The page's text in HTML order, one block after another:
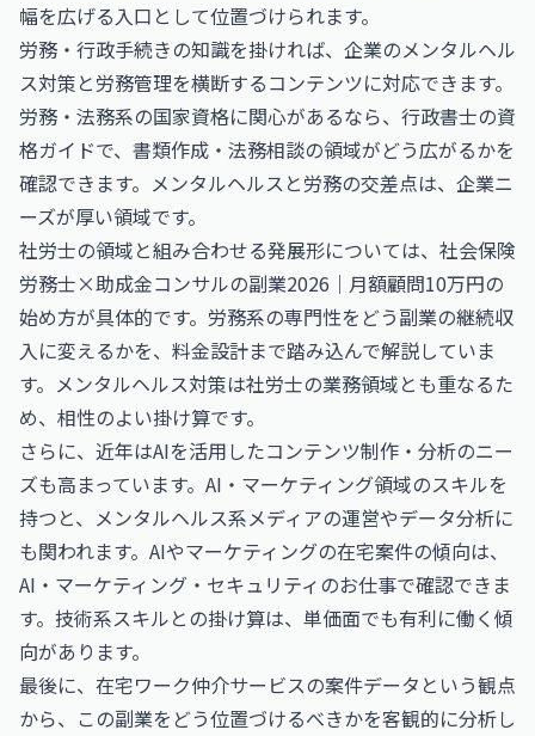
幅を広げる入口として位置づけられます。
労務・行政手続きの知識を掛ければ、企業のメンタルヘル
ス対策と労務管理を横断するコンテンツに対応できます。
労務・法務系の国家資格に関心があるなら、 行政書士の資
格ガイドで、書類作成・法務相談の領域がどう広がるかを
確認できます。メンタルヘルスと労務の交差点は、企業ニ
ーズが厚い領域です。
社労士の領域と組み合わせる発展形については、 社会保険
労務士×助成金コンサルの副業2026｜月額顧問10万円の
始め方が具体的です。労務系の専門性をどう副業の継続収
入に変えるかを、料金設計まで踏み込んで解説していま
す。メンタルヘルス対策は社労士の業務領域とも重なるた
め、相性のよい掛け算です。
さらに、近年はAIを活用したコンテンツ制作・分析のニー
ズも高まっています。AI・マーケティング領域のスキルを
持つと、メンタルヘルス系メディアの運営やデータ分析に
も関われます。AIやマーケティングの在宅案件の傾向は、
AI・マーケティング・セキュリティのお仕事で確認できま
す。技術系スキルとの掛け算は、単価面でも有利に働く傾
向があります。
最後に、在宅ワーク仲介サービスの案件データという観点
から、この副業をどう位置づけるべきかを客観的に分析し